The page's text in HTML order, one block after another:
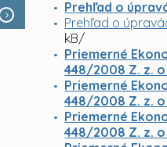
Prehľad o
Prehľad o
kB/
Priemerné
448/2008 Z. z.
Priemerné
448/2008 Z. z.
Priemerné
448/2008 Z. z.